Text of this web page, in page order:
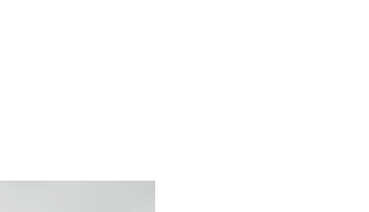
EN COLOMBIE »